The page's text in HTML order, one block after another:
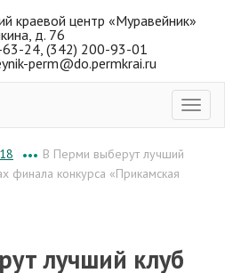
краевой центр «Муравейник»
д. 76
63-24, (342) 200-93-01
perm@do.permkrai.ru
••• В Перми выберут лучший
финала конкурса «Прикамская
лучший клуб